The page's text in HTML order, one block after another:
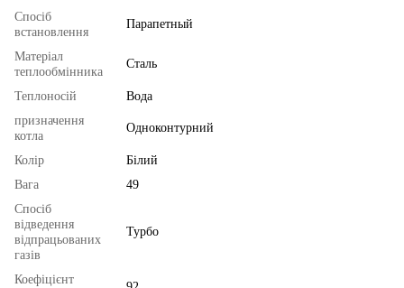
Спосіб
встановлення
Парапетный
Матеріал
теплообмінника
Сталь
Теплоносій
Вода
призначення
котла
Одноконтурний
Колір
Білий
Вага
49
Спосіб
відведення
відпрацьованих
газів
Турбо
Коефіцієнт